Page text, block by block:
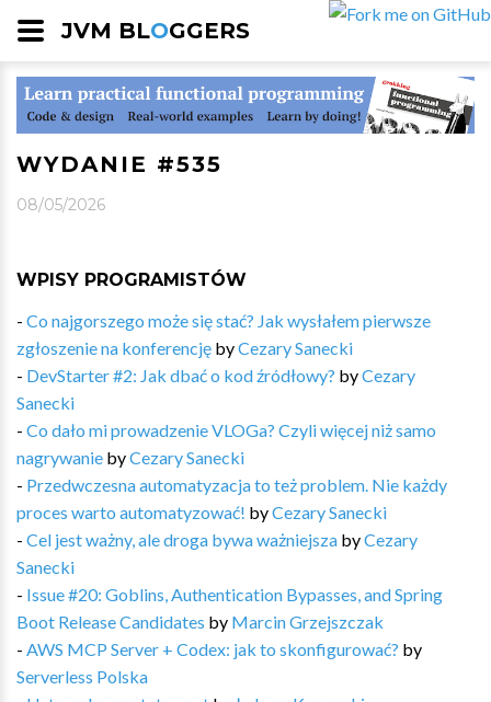
JVM BLOGGERS
WYDANIE #535
08/05/2026
WPISY PROGRAMISTÓW
- Co najgorszego może się stać? Jak wysłałem pierwsze
zgłoszenie na konferencję byCezary Sanecki
- DevStarter #2: Jak dbać o kod źródłowy? byCezary
Sanecki
- Co dało mi prowadzenie VLOGa? Czyli więcej niż samo
nagrywanie byCezary Sanecki
- Przedwczesna automatyzacja to też problem. Nie każdy
proces warto automatyzować! byCezary Sanecki
- Cel jest ważny, ale droga bywa ważniejsza byCezary
Sanecki
- Issue #20: Goblins, Authentication Bypasses, and Spring
Boot Release Candidates by Marcin Grzejszczak
- AWS MCP Server + Codex: jak to skonfigurować? by
Serverless Polska